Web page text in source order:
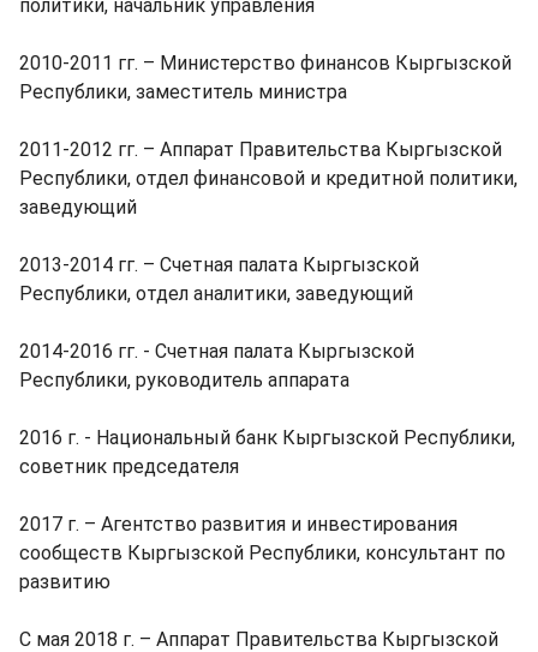
политики, начальник управления
2010-2011 гг. – Министерство финансов Кыргызской
Республики, заместитель министра
2011-2012 гг. – Аппарат Правительства Кыргызской
Республики, отдел финансовой и кредитной политики,
заведующий
2013-2014 гг. – Счетная палата Кыргызской
Республики, отдел аналитики, заведующий
2014-2016 гг. - Счетная палата Кыргызской
Республики, руководитель аппарата
2016 г. - Национальный банк Кыргызской Республики,
советник председателя
2017 г. – Агентство развития и инвестирования
сообществ Кыргызской Республики, консультант по
развитию
С мая 2018 г. – Аппарат Правительства Кыргызской